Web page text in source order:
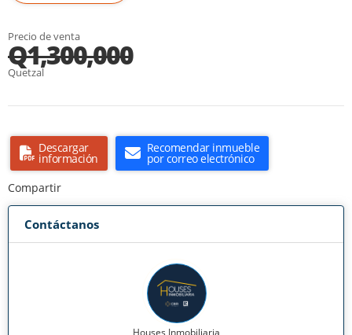
Precio de venta
Q1,300,000
Quetzal
Descargar
información
Recomendar inmueble
por correo electrónico
Compartir
Contáctanos
Houses Inmobiliaria